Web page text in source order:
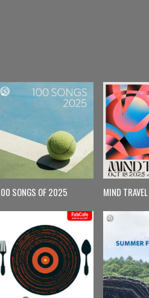
SONGS OF 2025 MIND TRAVEL